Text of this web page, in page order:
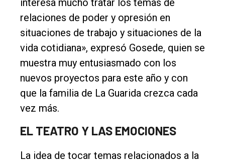
interesa mucho tratar los temas de
relaciones de poder y opresión en
situaciones de trabajo y situaciones de la
vida cotidiana», expresó Gosede, quien se
muestra muy entusiasmado con los
nuevos proyectos para este año y con
que la familia de La Guarida crezca cada
vez más.
EL TEATRO Y LAS EMOCIONES
La idea de tocar temas relacionados a la